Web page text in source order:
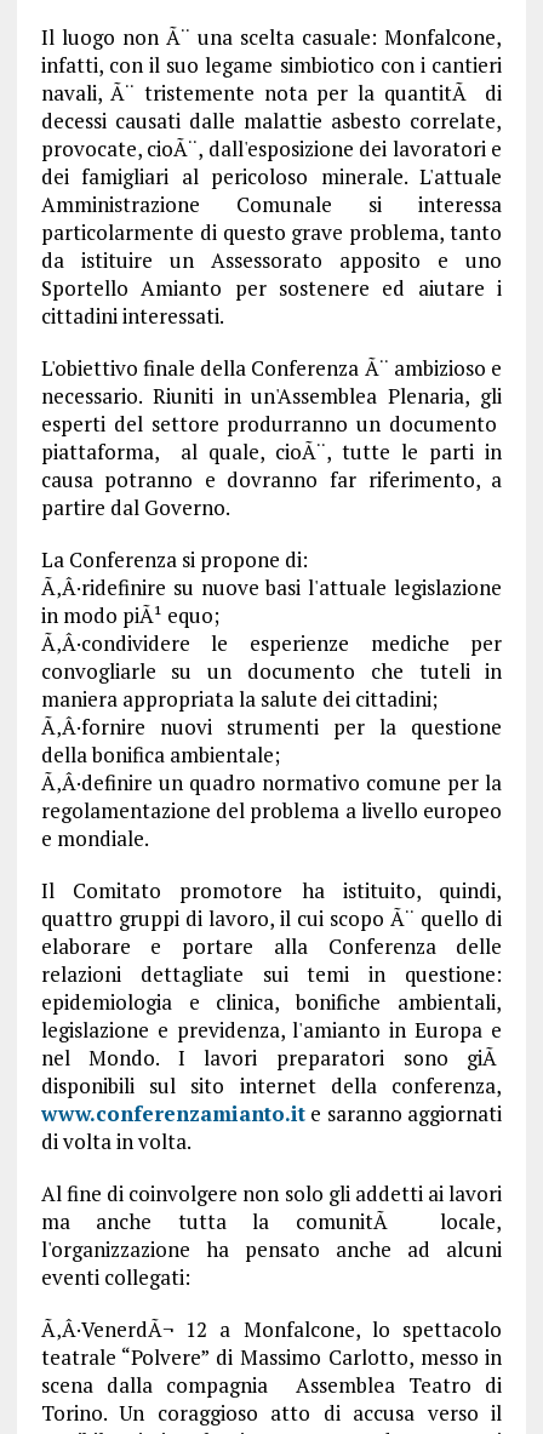
Il luogo non Ã¨ una scelta casuale: Monfalcone,
infatti, con il suo legame simbiotico con i cantieri
navali, Ã¨ tristemente nota per la quantitÃ di
decessi causati dalle malattie asbesto correlate,
provocate, cioÃ¨, dall'esposizione dei lavoratori e
dei famigliari al pericoloso minerale. L'attuale
Amministrazione Comunale si interessa
particolarmente di questo grave problema, tanto
da istituire un Assessorato apposito e uno
Sportello Amianto per sostenere ed aiutare i
cittadini interessati.
L'obiettivo finale della Conferenza Ã¨ ambizioso e
necessario. Riuniti in un'Assemblea Plenaria, gli
esperti del settore produrranno un documento
piattaforma, al quale, cioÃ¨, tutte le parti in
causa potranno e dovranno far riferimento, a
partire dal Governo.
La Conferenza si propone di:
Ã‚Â·ridefinire su nuove basi l'attuale legislazione
in modo piÃ¹ equo;
Ã‚Â·condividere le esperienze mediche per
convogliarle su un documento che tuteli in
maniera appropriata la salute dei cittadini;
Ã‚Â·fornire nuovi strumenti per la questione
della bonifica ambientale;
Ã‚Â·definire un quadro normativo comune per la
regolamentazione del problema a livello europeo
e mondiale.
Il Comitato promotore ha istituito, quindi,
quattro gruppi di lavoro, il cui scopo Ã¨ quello di
elaborare e portare alla Conferenza delle
relazioni dettagliate sui temi in questione:
epidemiologia e clinica, bonifiche ambientali,
legislazione e previdenza, l'amianto in Europa e
nel Mondo. I lavori preparatori sono giÃ
disponibili sul sito internet della conferenza,
www.conferenzamianto.ite saranno aggiornati
di volta in volta.
Al fine di coinvolgere non solo gli addetti ai lavori
ma anche tutta la comunitÃ locale,
l'organizzazione ha pensato anche ad alcuni
eventi collegati:
Ã‚Â·VenerdÃ¬ 12 a Monfalcone, lo spettacolo
teatrale “Polvere” di Massimo Carlotto, messo in
scena dalla compagnia Assemblea Teatro di
Torino. Un coraggioso atto di accusa verso il